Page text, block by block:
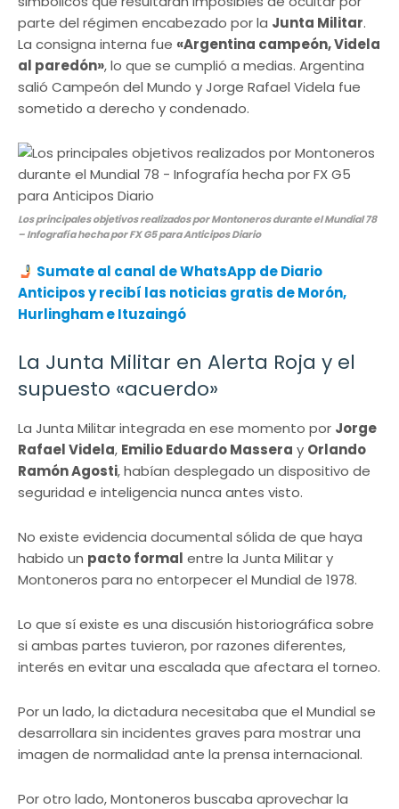
parte del régimen encabezado por la Junta Militar.
La consigna interna fue «Argentina campeón, Videla
al paredón», lo que se cumplió a medias. Argentina
salió Campeón del Mundo y Jorge Rafael Videla fue
sometido a derecho y condenado.
Los principales objetivos realizados por Montoneros durante el Mundial 78
– Infografía hecha por FX G5 para Anticipos Diario
Sumate al canal de WhatsApp de Diario
Anticipos y recibí las noticias gratis de Morón,
Hurlingham e Ituzaingó
La Junta Militar en Alerta Roja y el
supuesto «acuerdo»
La Junta Militar integrada en ese momento por Jorge
Rafael Videla, Emilio Eduardo Massera y Orlando
Ramón Agosti, habían desplegado un dispositivo de
seguridad e inteligencia nunca antes visto.
No existe evidencia documental sólida de que haya
habido un pacto formal entre la Junta Militar y
Montoneros para no entorpecer el Mundial de 1978.
Lo que sí existe es una discusión historiográfica sobre
si ambas partes tuvieron, por razones diferentes,
interés en evitar una escalada que afectara el torneo.
Por un lado, la dictadura necesitaba que el Mundial se
desarrollara sin incidentes graves para mostrar una
imagen de normalidad ante la prensa internacional.
Por otro lado, Montoneros buscaba aprovechar la